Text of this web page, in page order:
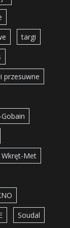
targi
przesuwne
Wkręt-Met
Soudal